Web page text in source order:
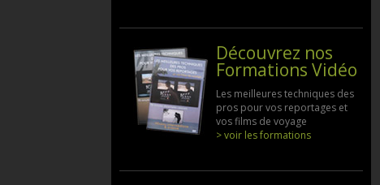
Découvrez nos
Formations Vidéo
Les meilleures techniques des
pros pour vos reportages et
vos films de voyage
> voir les formations